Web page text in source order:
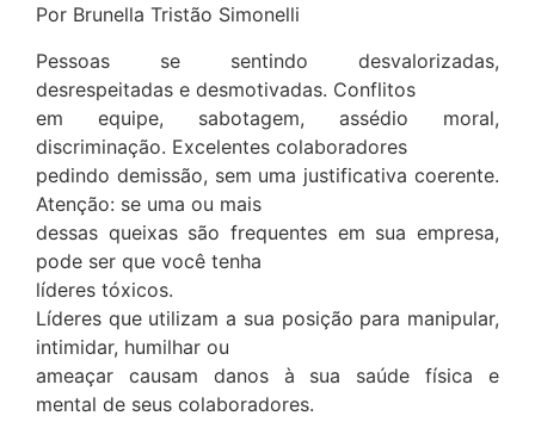
Por Brunella Tristão Simonelli
Pessoas se sentindo desvalorizadas,
desrespeitadas e desmotivadas. Conflitos
em equipe, sabotagem, assédio moral,
discriminação. Excelentes colaboradores
pedindo demissão, sem uma justificativa coerente.
Atenção: se uma ou mais
dessas queixas são frequentes em sua empresa,
pode ser que você tenha
líderes tóxicos.
Líderes que utilizam a sua posição para manipular,
intimidar, humilhar ou
ameaçar causam danos à sua saúde física e
mental de seus colaboradores.